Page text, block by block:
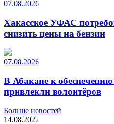
07.08.2026
Хакасское УФАС
снизить цены на бензин
07.08.2026
В Абакане к
привлекли волонтёров
Больше новостей
14.08.2022